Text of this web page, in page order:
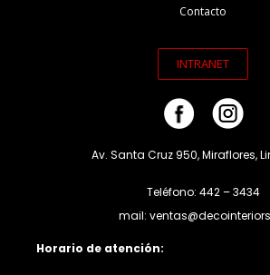
Contacto
INTRANET
Av. Santa Cruz 950, Miraflores,
Teléfono: 442 – 3434
mail:
Horario de atención: